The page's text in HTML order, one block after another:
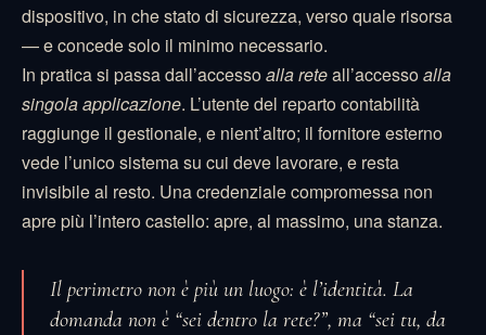
dispositivo, in che stato di sicurezza, verso quale risorsa
— e concede solo il minimo necessario.
In pratica si passa dall’accessoalla reteall’accessoalla
singola applicazione. L’utente del reparto contabilità
raggiunge il gestionale, e nient’altro; il fornitore esterno
vede l’unico sistema su cui deve lavorare, e resta
invisibile al resto. Una credenziale compromessa non
apre più l’intero castello: apre, al massimo, una stanza.
Il perimetro non è più un luogo: è l’identità. La
domanda non è “sei dentro la rete?”, ma “sei tu, da